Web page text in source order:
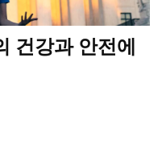
건강과 안전에